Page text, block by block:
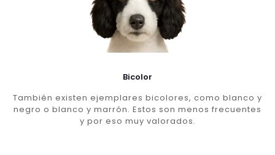
Bicolor
También existen ejemplares bicolores, como blanco y
negro o blanco y marrón. Estos son menos frecuentes
y por eso muy valorados.